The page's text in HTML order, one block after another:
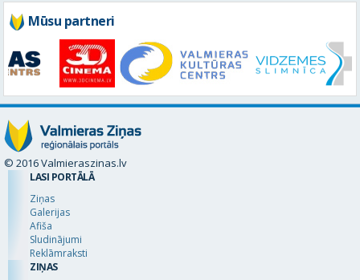
Mūsu partneri
© 2016 Valmieraszinas.lv
LASI PORTĀLĀ
Ziņas
Galerijas
Afiša
Sludinājumi
Reklāmraksti
ZIŅAS